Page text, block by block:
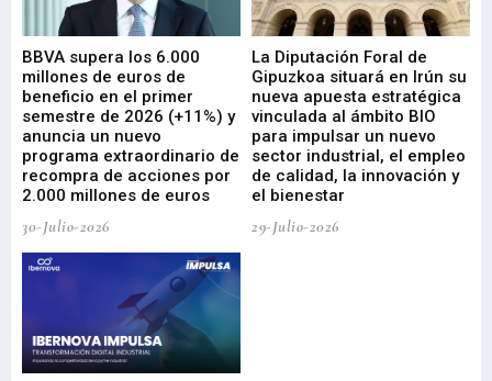
BBVA supera los 6.000
millones de euros de
beneficio en el primer
semestre de 2026 (+11%) y
anuncia un nuevo
programa extraordinario de
recompra de acciones por
2.000 millones de euros
30-Julio-2026
La Diputación Foral de
Gipuzkoa situará en Irún su
nueva apuesta estratégica
vinculada al ámbito BIO
para impulsar un nuevo
sector industrial, el empleo
de calidad, la innovación y
el bienestar
29-Julio-2026